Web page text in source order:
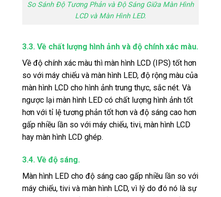
So Sánh Độ Tương Phản và Độ Sáng Giữa Màn Hình
LCD và Màn Hình LED.
3.3. Về chất lượng hình ảnh và độ chính xác màu.
Về độ chính xác màu thì màn hình LCD (IPS) tốt hơn
so với máy chiếu và màn hình LED, độ rộng màu của
màn hình LCD cho hình ảnh trung thực, sắc nét. Và
ngược lại màn hình LED có chất lượng hình ảnh tốt
hơn với tỉ lệ tương phản tốt hơn và độ sáng cao hơn
gấp nhiều lần so với máy chiếu, tivi, màn hình LCD
hay màn hình LCD ghép.
3.4. Về độ sáng.
Màn hình LED cho độ sáng cao gấp nhiều lần so với
máy chiếu, tivi và màn hình LCD, vì lý do đó nó là sự